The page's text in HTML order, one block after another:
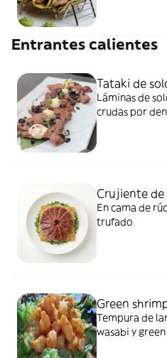
Entrantes calientes
Tataki de
Láminas de
crudas por
Crujiente
En cama de
trufado
Green
Tempura de
wasabi y